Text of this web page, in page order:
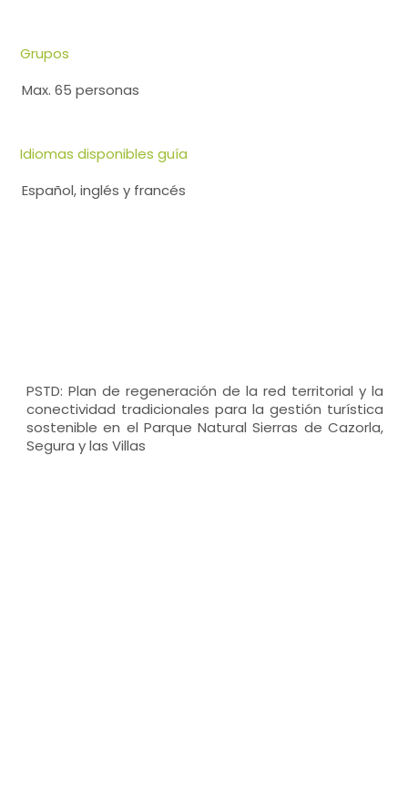
Grupos
Max. 65 personas
Idiomas disponibles guía
Español, inglés y francés
PSTD: Plan de regeneración de la red territorial y la
conectividad tradicionales para la gestión turística
sostenible en el Parque Natural Sierras de Cazorla,
Segura y las Villas